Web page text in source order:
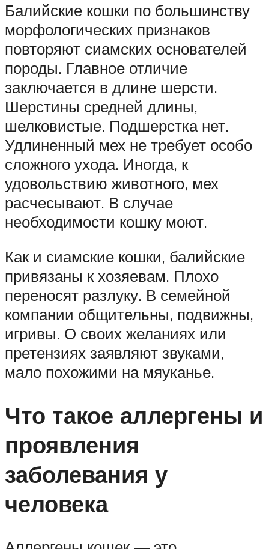
Балийские кошки по большинству
морфологических признаков
повторяют сиамских основателей
породы. Главное отличие
заключается в длине шерсти.
Шерстины средней длины,
шелковистые. Подшерстка нет.
Удлиненный мех не требует особо
сложного ухода. Иногда, к
удовольствию животного, мех
расчесывают. В случае
необходимости кошку моют.
Как и сиамские кошки, балийские
привязаны к хозяевам. Плохо
переносят разлуку. В семейной
компании общительны, подвижны,
игривы. О своих желаниях или
претензиях заявляют звуками,
мало похожими на мяуканье.
Что такое аллергены и
проявления
заболевания у
человека